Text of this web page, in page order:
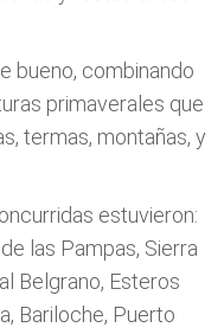
bueno, combinando
primaverales que
termas, montañas, y
estuvieron:
las Pampas, Sierra
Belgrano, Esteros
Bariloche, Puerto